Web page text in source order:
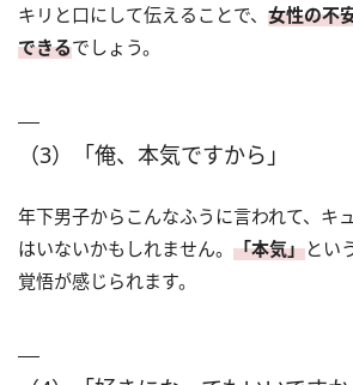
キリと口にして伝えることで、 女性の不
できるでしょう。
（3）「俺、本気ですから」
年下男子からこんなふうに言われて、キ
はいないかもしれません。 「本気」とい
覚悟が感じられます。